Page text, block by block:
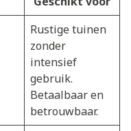
Rustige tuinen
zonder
intensief
gebruik.
Betaalbaar en
betrouwbaar.